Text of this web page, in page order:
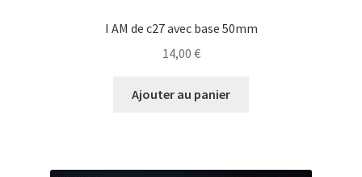
I AM de c27 avec base 50mm
14,00 €
Ajouter au panier